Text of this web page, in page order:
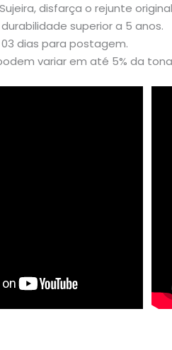
disfarça o rejunte
superior a 5 anos.
dias para postagem.
variar em até 5% da